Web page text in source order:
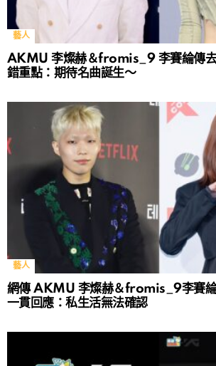
藝人
AKMU 李燦赫＆fromis_9 李賽綸傳去
錯重點：期待名曲誕生～
藝人
網傳 AKMU 李燦赫＆fromis_9李賽
一貫回應：私生活無法確認